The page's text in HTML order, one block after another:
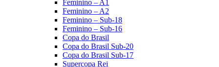
Feminino – A1
Feminino – A2
Feminino – Sub-18
Feminino – Sub-16
Copa do Brasil
Copa do Brasil Sub-20
Copa do Brasil Sub-17
Supercopa Rei